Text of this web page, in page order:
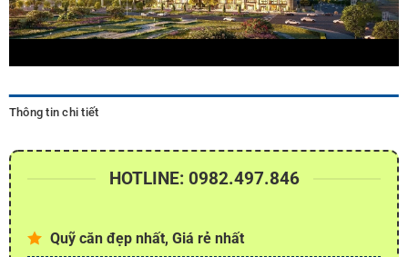
Thông tin chi tiết
HOTLINE: 0982.497.846
Quỹ căn đẹp nhất, Giá rẻ nhất